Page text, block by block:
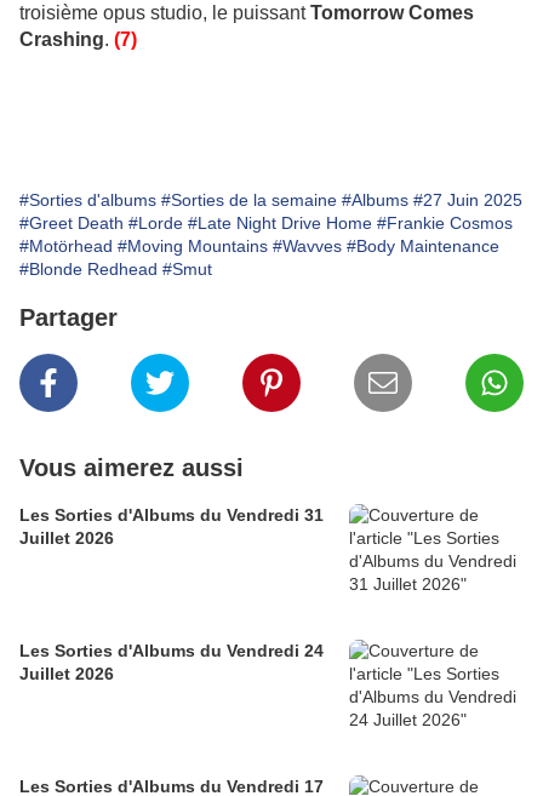
troisième opus studio, le puissantTomorrow Comes
Crashing. (7)
#Sorties d'albums #Sorties de la semaine #Albums #27 Juin 2025
#Greet Death #Lorde #Late Night Drive Home #Frankie Cosmos
#Motörhead #Moving Mountains #Wavves #Body Maintenance
#Blonde Redhead #Smut
Partager
Vous aimerez aussi
Les Sorties d'Albums du Vendredi 31
Juillet 2026
Les Sorties d'Albums du Vendredi 24
Juillet 2026
Les Sorties d'Albums du Vendredi 17